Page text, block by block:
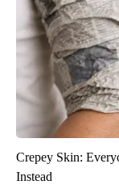
Crepey Skin:
Instead